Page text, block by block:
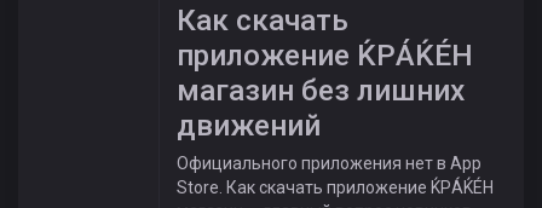
Как скачать
приложение ЌРÁЌÉH
магазин без лишних
движений
Официального приложения нет в App
Store. Как скачать приложение ЌРÁЌÉH